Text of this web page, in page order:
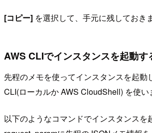
[コピー] を選択して、手元に残しておき
AWS CLIでインスタンスを起動す
先程のメモを使ってインスタンスを起動
CLI(ローカルか AWS CloudShell) を使い
以下のようなコマンドでインスタンスを